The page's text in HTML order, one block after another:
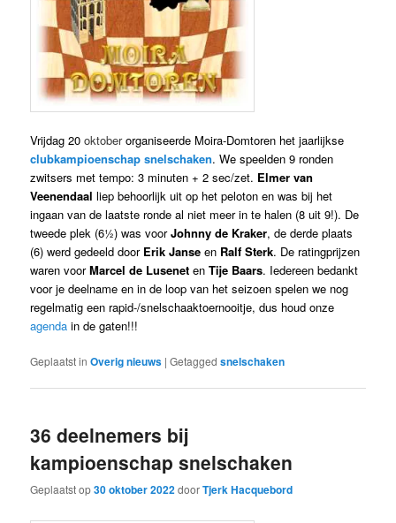
Vrijdag 20 oktoberorganiseerde Moira-Domtoren het jaarlijkse
clubkampioenschap snelschaken. We speelden 9 ronden
zwitsers met tempo: 3 minuten + 2 sec/zet. Elmer van
Veenendaal liep behoorlijk uit op het peloton en was bij het
ingaan van de laatste ronde al niet meer in te halen (8 uit 9!). De
tweede plek (6½) was voorJohnny de Kraker, de derde plaats
(6) werd gedeeld door Erik Janseen Ralf Sterk. De ratingprijzen
waren voorMarcel de Lusenet enTije Baars. Iedereen bedankt
voor je deelname en in de loop van het seizoen spelen we nog
regelmatig een rapid-/snelschaaktoernooitje, dus houd onze
agenda in de gaten!!!
Geplaatst in Overig nieuws |Getagged snelschaken
36 deelnemers bij
kampioenschap snelschaken
Geplaatst op30 oktober 2022doorTjerk Hacquebord